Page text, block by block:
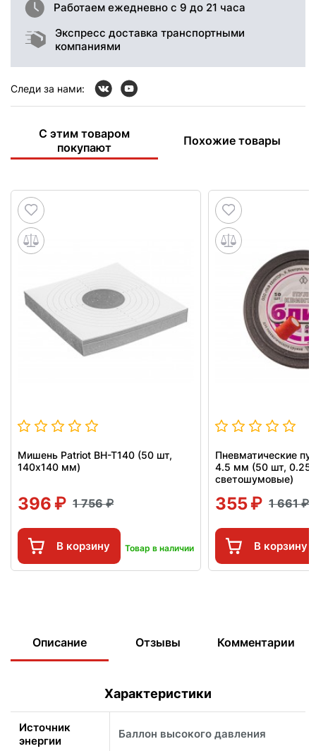
Работаем ежедневно с 9 до 21 часа
Экспресс доставка транспортными
компаниями
Следи за нами:
С этим товаром
покупают
Похожие товары
Мишень Patriot BH-T140 (50 шт,
140x140 мм)
396 1 756
В корзину Товар в наличии
Пневматические
4.5 мм (50 шт, 0.25
светошумовые)
355 1 661
В корзину
Описание Отзывы Комментарии
Характеристики
Источник
энергии
Баллон высокого давления